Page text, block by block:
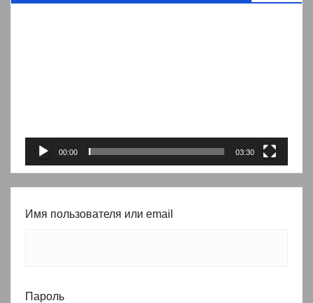
00:00 03:30
Имя пользователя или email
Пароль